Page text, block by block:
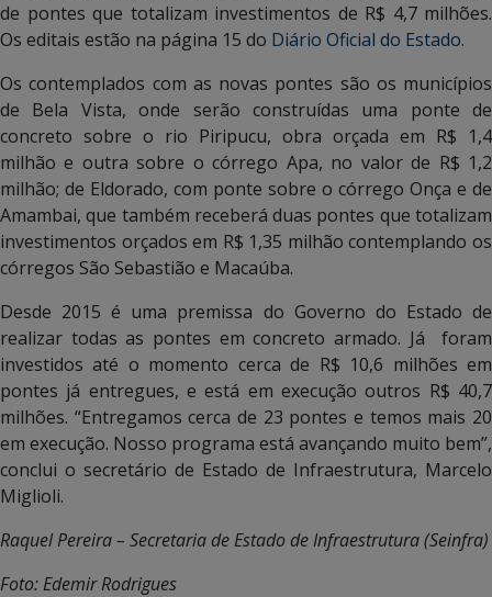
de pontes que totalizam investimentos de R$ 4,7 milhões.
Os editais estão na página 15 do Diário Oficial do Estado.
Os contemplados com as novas pontes são os municípios
de Bela Vista, onde serão construídas uma ponte de
concreto sobre o rio Piripucu, obra orçada em R$ 1,4
milhão e outra sobre o córrego Apa, no valor de R$ 1,2
milhão; de Eldorado, com ponte sobre o córrego Onça e de
Amambai, que também receberá duas pontes que totalizam
investimentos orçados em R$ 1,35 milhão contemplando os
córregos São Sebastião e Macaúba.
Desde 2015 é uma premissa do Governo do Estado de
realizar todas as pontes em concreto armado. Já foram
investidos até o momento cerca de R$ 10,6 milhões em
pontes já entregues, e está em execução outros R$ 40,7
milhões. “Entregamos cerca de 23 pontes e temos mais 20
em execução. Nosso programa está avançando muito bem”,
conclui o secretário de Estado de Infraestrutura, Marcelo
Miglioli.
Raquel Pereira – Secretaria de Estado de Infraestrutura (Seinfra)
Foto: Edemir Rodrigues